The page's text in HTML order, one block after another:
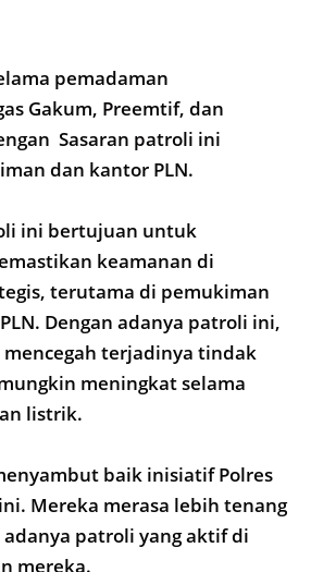
pemadaman
Gakum, Preemtif, dan
Sasaran patroli ini
dan kantor PLN.
ini bertujuan untuk
keamanan di
terutama di pemukiman
Dengan adanya patroli ini,
terjadinya tindak
meningkat selama
listrik.
baik inisiatif Polres
Mereka merasa lebih tenang
patroli yang aktif di
mereka.